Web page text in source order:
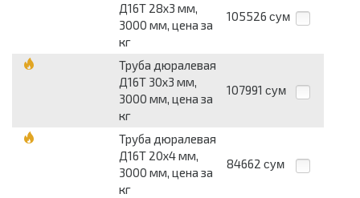
Д16Т 28х3 мм,
3000 мм, цена за
кг
105526 сум
Труба дюралевая
Д16Т 30х3 мм,
3000 мм, цена за
кг
107991 сум
Труба дюралевая
Д16Т 20х4 мм,
3000 мм, цена за
кг
84662 сум